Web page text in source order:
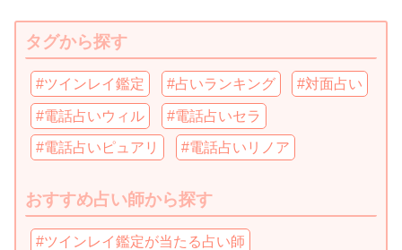
タグから探す
#ツインレイ鑑定 #占いランキング #対面占い
#電話占いウィル #電話占いセラ
#電話占いピュアリ #電話占いリノア
おすすめ占い師から探す
#ツインレイ鑑定が当たる占い師